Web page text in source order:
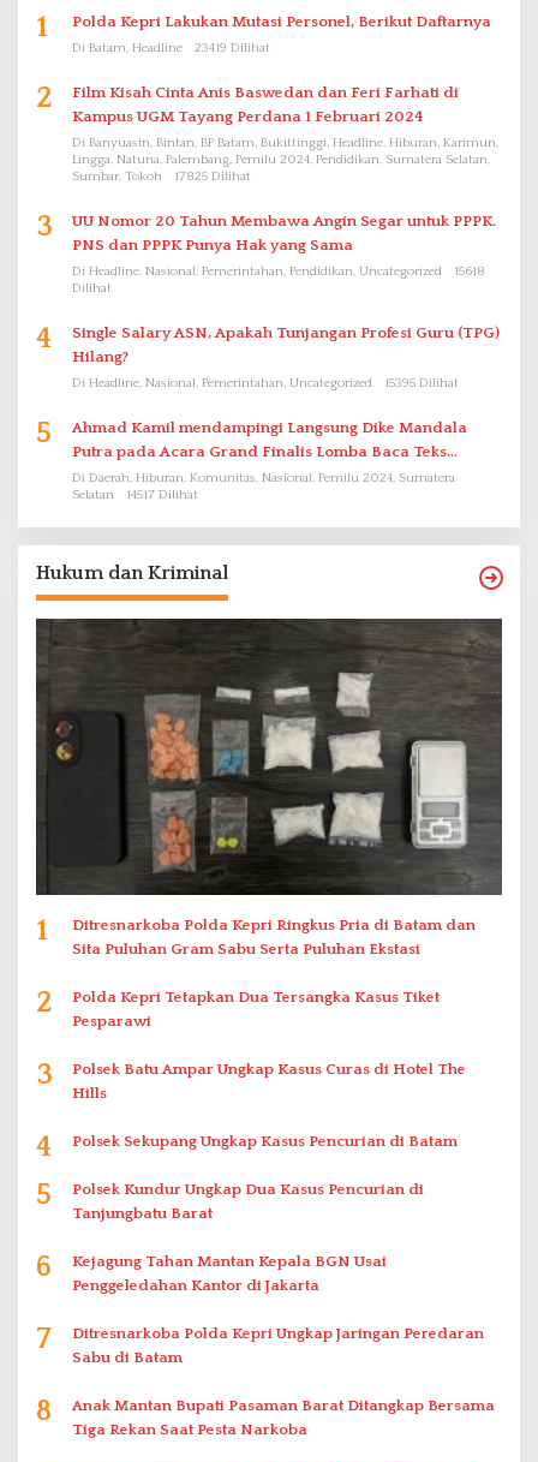
1 Polda Kepri Lakukan Mutasi Personel, Berikut Daftarnya
Di Batam, Headline 23419 Dilihat
2
Film Kisah Cinta Anis Baswedan dan Feri Farhati di
Kampus UGM Tayang Perdana 1 Februari 2024
Di Banyuasin, Bintan, BP Batam, Bukittinggi, Headline, Hiburan, Karimun,
Lingga, Natuna, Palembang, Pemilu 2024, Pendidikan, Sumatera Selatan,
Sumbar, Tokoh
17825 Dilihat
3
UU Nomor 20 Tahun Membawa Angin Segar untuk PPPK.
PNS dan PPPK Punya Hak yang Sama
Di Headline, Nasional, Pemerintahan, Pendidikan, Uncategorized
15618
Dilihat
4
Single Salary ASN, Apakah Tunjangan Profesi Guru (TPG)
Hilang?
Di Headline, Nasional, Pemerintahan, Uncategorized 15395 Dilihat
5
Ahmad Kamil mendampingi Langsung Dike Mandala
Putra pada Acara Grand Finalis Lomba Baca Teks
Proklamasi Mirip Bung Karno di Bali
Di Daerah, Hiburan, Komunitas, Nasional, Pemilu 2024, Sumatera
Selatan
14517 Dilihat
Hukum dan Kriminal
1
Ditresnarkoba Polda Kepri Ringkus Pria di Batam dan
Sita Puluhan Gram Sabu Serta Puluhan Ekstasi
2
Polda Kepri Tetapkan Dua Tersangka Kasus Tiket
Pesparawi
3
Polsek Batu Ampar Ungkap Kasus Curas di Hotel The
Hills
4 Polsek Sekupang Ungkap Kasus Pencurian di Batam
5
Polsek Kundur Ungkap Dua Kasus Pencurian di
Tanjungbatu Barat
6
Kejagung Tahan Mantan Kepala BGN Usai
Penggeledahan Kantor di Jakarta
7
Ditresnarkoba Polda Kepri Ungkap Jaringan Peredaran
Sabu di Batam
8
Anak Mantan Bupati Pasaman Barat Ditangkap Bersama
Tiga Rekan Saat Pesta Narkoba